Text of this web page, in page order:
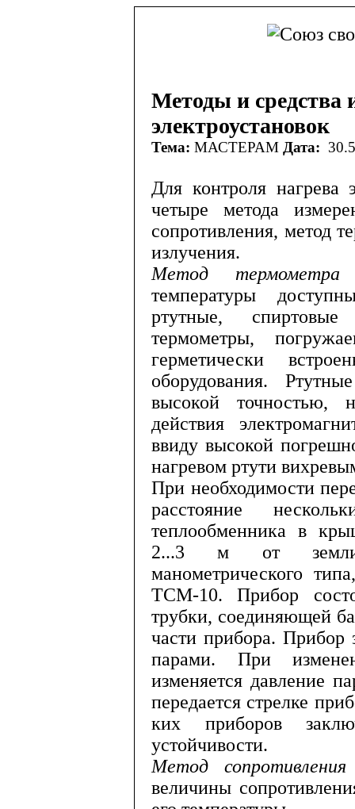
Методы и средства
электроустановок
Тема: МАСТЕРАМ Дата:
Для контроля нагрева
четы­ре метода
сопротивления, метод
излучения.
Метод
температуры
ртутные,
термометры,
герметически
оборудования.
высокой точностью,
действия
ввиду высокой
нагревом ртути
При необходимости
рас­стояние
теплообменника в
2...3 м от земли)
манометрического
ТСМ-10. Прибор
трубки, соеди­няющей
части прибора.
парами. При
изменяется давление
передается стрелке
ких приборов
устойчивости.
Метод
величины